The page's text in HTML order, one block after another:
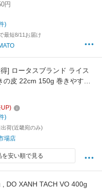
円
)
最短8/11お届け
] ロータスブランド ライス
の皮 22cm 150g 巻きやすい
組で紹介された ベストBuy
米粉 グルテンフリー 添加物
巻きにも最適
UP)
)
荷(近畿宛のみ)
場店
を安い順で見る
DO XANH TACH VO 400g